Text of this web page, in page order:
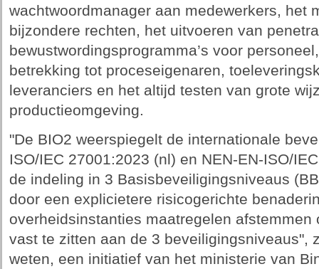
wachtwoordmanager aan medewerkers, het
bijzondere rechten, het uitvoeren van
bewustwordingsprogramma’s voor
betrekking tot proceseigenaren,
leveranciers en het altijd testen van grote
productieomgeving.
"De BIO2 weerspiegelt de internationale
ISO/IEC 27001:2023 (nl) en NEN-EN-ISO/
de indeling in 3 Basisbeveiligingsniveaus
door een explicietere risicogerichte
overheidsinstanties maatregelen afstemmen
vast te zitten aan de 3 beveiligingsniveaus",
weten, een initiatief van het ministerie van